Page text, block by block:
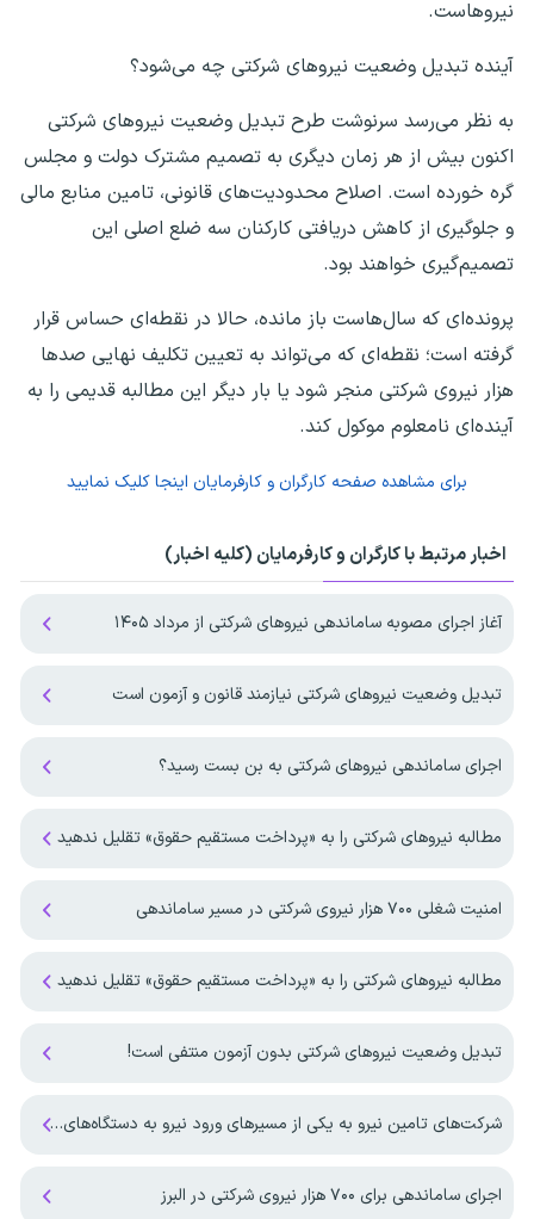
نیروهاست.
آینده تبدیل وضعیت نیرو‌های شرکتی چه می‌شود؟
به نظر می‌رسد سرنوشت طرح تبدیل وضعیت نیرو‌های شرکتی
اکنون بیش از هر زمان دیگری به تصمیم مشترک دولت و مجلس
گره خورده است. اصلاح محدودیت‌های قانونی، تامین منابع مالی
و جلوگیری از کاهش دریافتی کارکنان سه ضلع اصلی این
تصمیم‌گیری خواهند بود.
پرونده‌ای که سال‌هاست باز مانده، حالا در نقطه‌ای حساس قرار
گرفته است؛ نقطه‌ای که می‌تواند به تعیین تکلیف نهایی صد‌ها
هزار نیروی شرکتی منجر شود یا بار دیگر این مطالبه قدیمی را به
آینده‌ای نامعلوم موکول کند.
برای مشاهده صفحه کارگران و کارفرمایان اینجا کلیک نمایید
اخبار مرتبط با کارگران و کارفرمایان (کلیه اخبار)
آغاز اجرای مصوبه ساماندهی نیرو‌های شرکتی از مرداد ۱۴۰۵
تبدیل وضعیت‌ نیروهای شرکتی نیازمند قانون و آزمون است
اجرای ساماندهی نیروهای شرکتی به بن بست رسید؟
مطالبه نیروهای شرکتی را به «پرداخت مستقیم حقوق» تقلیل ندهید
امنیت شغلی ۷۰۰ هزار نیروی شرکتی در مسیر ساماندهی
مطالبه نیروهای شرکتی را به «پرداخت مستقیم حقوق» تقلیل ندهید
تبدیل وضعیت نیروهای شرکتی بدون آزمون منتفی است!
شرکت‌های تامین نیرو به یکی از مسیرهای ورود نیرو به دستگاه‌های اجرایی تبدیل شدند
اجرای ساماندهی برای ۷۰۰ هزار نیروی شرکتی در البرز